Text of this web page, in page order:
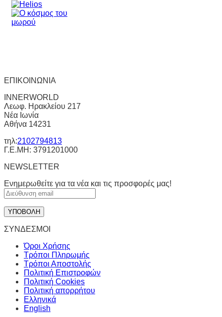
ΕΠΙΚΟΙΝΩΝΙΑ
INNERWORLD
Λεωφ. Ηρακλείου 217
Νέα Ιωνία
Αθήνα 14231
τηλ:2102794813
Γ.Ε.ΜΗ: 3791201000
NEWSLETTER
Ενημερωθείτε για τα νέα και τις προσφορές μας!
ΣΥΝΔΕΣΜΟΙ
Όροι Χρήσης
Τρόποι Πληρωμής
Τρόποι Αποστολής
Πολιτική Επιστροφών
Πολιτική Cookies
Πολιτική απορρήτου
Ελληνικά
English